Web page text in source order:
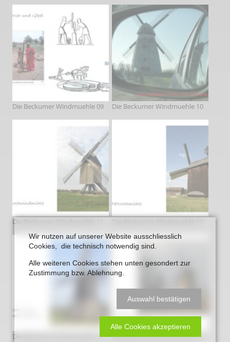
Die Beckumer Windmuehle 09 Die Beckumer Windmuehle 10
Die Beckumer Windmuehle 11
Die Beckumer Windmuehle 13 Die Beckumer Windmuehle 14
Wir nutzen auf unserer Website ausschliesslich
Cookies, die technisch notwendig sind.
Alle weiteren Cookies stehen unten gesondert zur
Zustimmung bzw. Ablehnung.
Auswahl bestätigen
Alle Cookies akzeptieren